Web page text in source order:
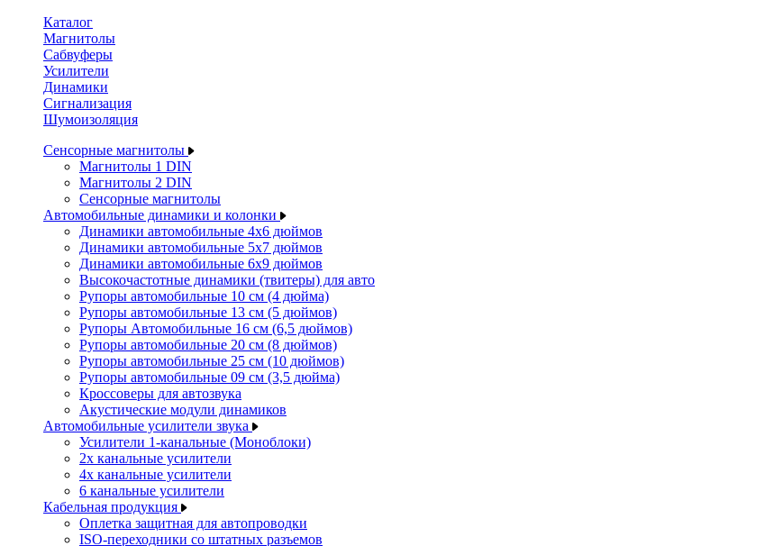
Каталог
Магнитолы
Сабвуферы
Усилители
Динамики
Сигнализация
Шумоизоляция
Сенсорные магнитолы
Магнитолы 1 DIN
Магнитолы 2 DIN
Сенсорные магнитолы
Автомобильные динамики и колонки
Динамики автомобильные 4x6 дюймов
Динамики автомобильные 5x7 дюймов
Динамики автомобильные 6x9 дюймов
Высокочастотные динамики (твитеры) для авто
Рупоры автомобильные 10 см (4 дюйма)
Рупоры автомобильные 13 см (5 дюймов)
Рупоры Автомобильные 16 см (6,5 дюймов)
Рупоры автомобильные 20 см (8 дюймов)
Рупоры автомобильные 25 см (10 дюймов)
Рупоры автомобильные 09 см (3,5 дюйма)
Кроссоверы для автозвука
Акустические модули динамиков
Автомобильные усилители звука
Усилители 1-канальные (Моноблоки)
2х канальные усилители
4х канальные усилители
6 канальные усилители
Кабельная продукция
Оплетка защитная для автопроводки
ISO-переходники со штатных разъемов